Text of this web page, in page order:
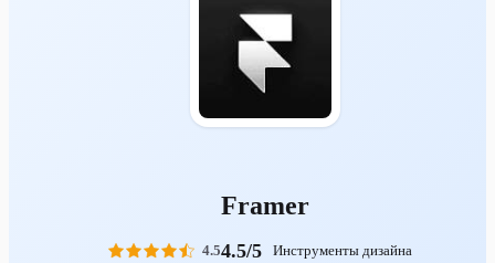
Framer
4.54.5/5 Инструменты дизайна